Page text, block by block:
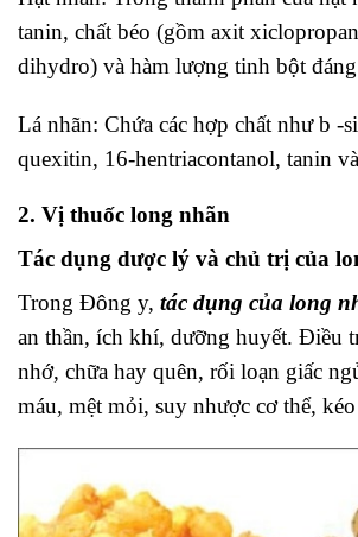
tanin, chất béo (gồm axit
dihydro) và hàm lượng tinh bột
Lá nhãn: Chứa các hợp chất như b -
quexitin, 16-hentriacontanol, tanin
2. Vị thuốc long nhãn
Tác dụng dược lý và chủ trị của
Trong Đông y, tác dụng của long
an thần, ích khí, dưỡng huyết. Điều
nhớ, chữa hay quên, rối loạn giấc
máu, mệt mỏi, suy nhược cơ thể,